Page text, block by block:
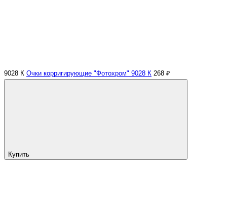
9028 К Очки корригирующие "Фотохром" 9028 К 268 ₽
Купить